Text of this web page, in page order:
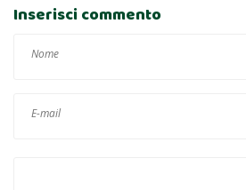
Inserisci commento